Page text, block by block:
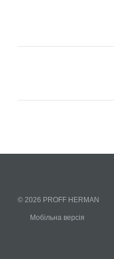
© 2026 PROFF HERMAN
Мобільна версія